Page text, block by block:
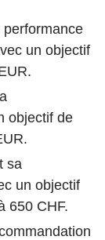
un objectif
objectif de
sa
un objectif
650 CHF.